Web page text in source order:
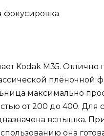
Kodak M35. Отлично
плёночной
максимально
от 200 до 400. Для
вспышка.
она